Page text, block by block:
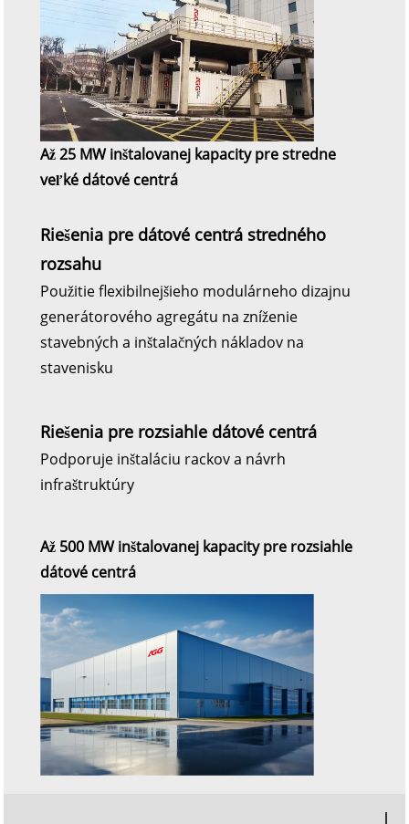
Až 25 MW inštalovanej kapacity pre stredne
veľké dátové centrá
Riešenia pre dátové centrá stredného
rozsahu
Použitie flexibilnejšieho modulárneho dizajnu
generátorového agregátu na zníženie
stavebných a inštalačných nákladov na
stavenisku
Riešenia pre rozsiahle dátové centrá
Podporuje inštaláciu rackov a návrh
infraštruktúry
Až 500 MW inštalovanej kapacity pre rozsiahle
dátové centrá